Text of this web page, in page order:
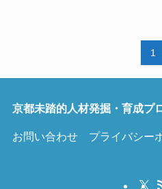
1
京都未踏的人材発掘・育成プ
お問い合わせ プライバシー